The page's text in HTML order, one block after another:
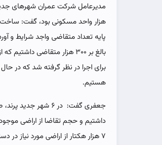
مدیرعامل شرکت عمران شهرهای
هزار واحد مسکونی بود، گفت:
هستیم.
جعفری گفت: در ۶ شهر
داشتیم و حجم تقاضا از اراضی